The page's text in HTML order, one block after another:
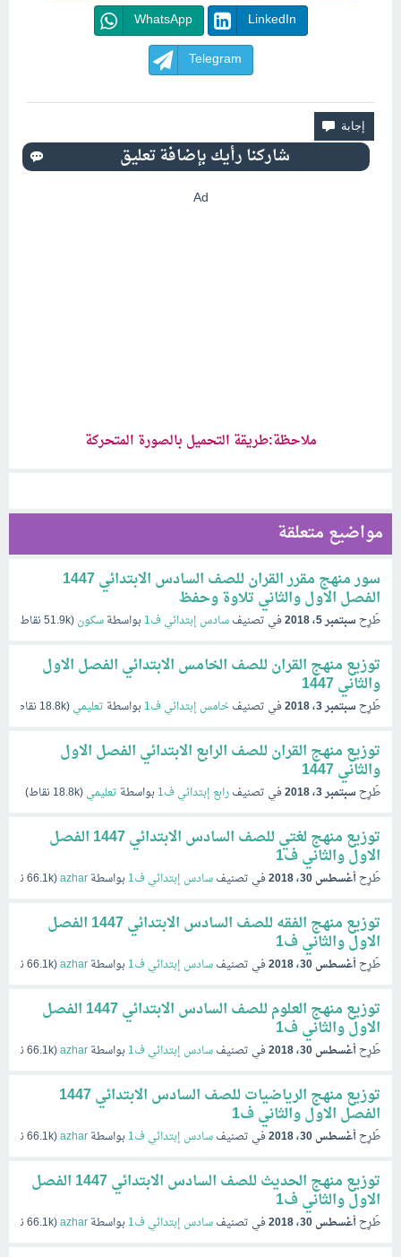
LinkedIn
WhatsApp
Telegram
Ad
ملاحظة:طريقة التحميل بالصورة المتحركة
مواضيع متعلقة
سور منهج مقرر القران للصف السادس الابتدائي 1447
الفصل الاول والثاني تلاوة وحفظ
طُرِح سبتمبر 5، 2018 في تصنيفسادس إبتدائي ف1 بواسطةسكون(
51.9kنقاط)
توزيع منهج القران للصف الخامس الابتدائي الفصل الاول
والثاني 1447
طُرِح سبتمبر 3، 2018 في تصنيفخامس إبتدائي ف1 بواسطة تعليمي(
18.8kنقاط)
توزيع منهج القران للصف الرابع الابتدائي الفصل الاول
والثاني 1447
طُرِح سبتمبر 3، 2018 في تصنيفرابع إبتدائي ف1 بواسطة تعليمي(
18.8kنقاط)
توزيع منهج لغتي للصف السادس الابتدائي 1447 الفصل
الاول والثاني ف1
طُرِحأغسطس 30، 2018 في تصنيفسادس إبتدائي ف1 بواسطةazhar
(
66.1kنقاط)
توزيع منهج الفقه للصف السادس الابتدائي 1447 الفصل
الاول والثاني ف1
طُرِحأغسطس 30، 2018 في تصنيفسادس إبتدائي ف1 بواسطةazhar
(
66.1kنقاط)
توزيع منهج العلوم للصف السادس الابتدائي 1447 الفصل
الاول والثاني ف1
طُرِحأغسطس 30، 2018 في تصنيفسادس إبتدائي ف1 بواسطةazhar
(
66.1kنقاط)
توزيع منهج الرياضيات للصف السادس الابتدائي 1447
الفصل الاول والثاني ف1
طُرِحأغسطس 30، 2018 في تصنيفسادس إبتدائي ف1 بواسطةazhar
(
66.1kنقاط)
توزيع منهج الحديث للصف السادس الابتدائي 1447 الفصل
الاول والثاني ف1
طُرِحأغسطس 30، 2018 في تصنيفسادس إبتدائي ف1 بواسطةazhar
(
66.1kنقاط)